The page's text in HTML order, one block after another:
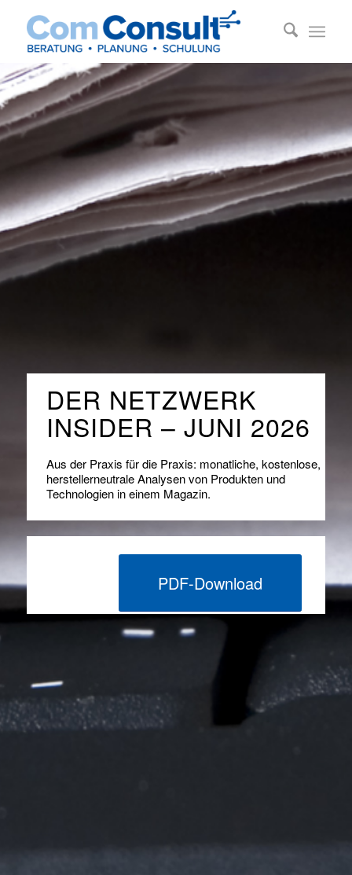
DER NETZWERK
INSIDER – JUNI 2026
Aus der Praxis für die Praxis: monatliche, kostenlose,
herstellerneutrale Analysen von Produkten und
Technologien in einem Magazin.
PDF-Download